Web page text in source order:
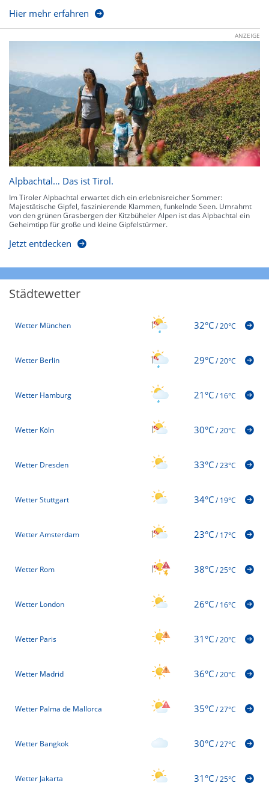
Hier mehr erfahren
ANZEIGE
Alpbachtal… Das ist Tirol.
Im Tiroler Alpbachtal erwartet dich ein erlebnisreicher Sommer:
Majestätische Gipfel, faszinierende Klammen, funkelnde Seen. Umrahmt
von den grünen Grasbergen der Kitzbüheler Alpen ist das Alpbachtal ein
Geheimtipp für große und kleine Gipfelstürmer.
Jetzt entdecken
Städtewetter
Wetter München 32°C/20°C
Wetter Berlin 29°C/20°C
Wetter Hamburg 21°C/16°C
Wetter Köln 30°C/20°C
Wetter Dresden 33°C/23°C
Wetter Stuttgart 34°C/19°C
Wetter Amsterdam 23°C/17°C
Wetter Rom 38°C/25°C
Wetter London 26°C/16°C
Wetter Paris 31°C/20°C
Wetter Madrid 36°C/20°C
Wetter Palma de Mallorca 35°C/27°C
Wetter Bangkok 30°C/27°C
Wetter Jakarta 31°C/25°C